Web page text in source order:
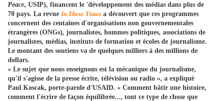
Peace, USIP), financent le 'développement des médias dans plus de
70 pays. La revue In These Times a découvert que ces programmes
concernent des centaines d'organisations non gouvernementales
étrangères (ONGs), journalistes, hommes politiques, associations de
journalistes, médias, instituts de formation et écoles de journalisme.
Le montant des soutiens va de quelques milliers à des millions de
dollars.
« Le sujet que nous enseignons est la mécanique du journalisme,
qu'il s'agisse de la presse écrite, télévision ou radio », a expliqué
Paul Koscak, porte-parole d'USAID. « Comment bâtir une histoire,
comment l'écrire de façon équilibrée..., tout ce type de chose que